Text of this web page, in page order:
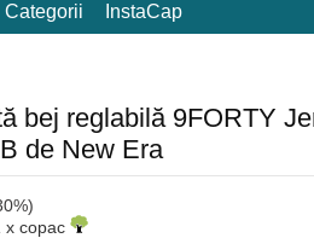
Categorii InstaCap
bej reglabilă 9FORTY
de New Era
x copac